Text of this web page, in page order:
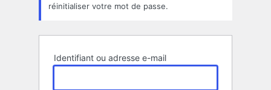
réinitialiser votre mot de passe.
Identifiant ou adresse e-mail